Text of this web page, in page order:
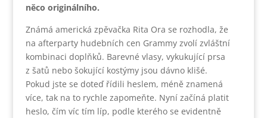
něco originálního.
Známá americká zpěvačka Rita Ora se rozhodla, že
na afterparty hudebních cen Grammy zvolí zvláštní
kombinaci doplňků. Barevné vlasy, vykukující prsa
z šatů nebo šokující kostýmy jsou dávno klišé.
Pokud jste se doteď řídili heslem, méně znamená
více, tak na to rychle zapomeňte. Nyní začíná platit
heslo, čím víc tím líp, podle kterého se evidentně